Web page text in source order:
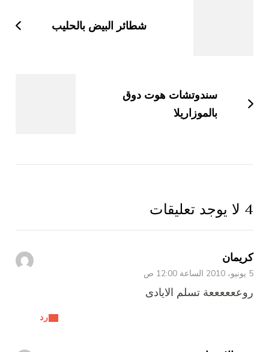
شطائر البيض بالحليب
سندوتشات هوت دوق
بالموزاريلا
4 لا يوجد تعليقات
كريمان
5 يونيو، 2010 الساعة 12:00 ص
رد
روععععععة تسلم الايادى